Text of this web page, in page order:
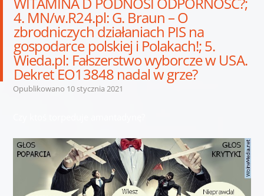
4. MN/w.R24.pl: G. Braun – O
zbrodniczych działaniach PIS na
gospodarce polskiej i Polakach!; 5.
Wieda.pl: Fałszerstwo wyborcze w USA.
Dekret EO13848 nadal w grze?
Opublikowano 10 stycznia 2021